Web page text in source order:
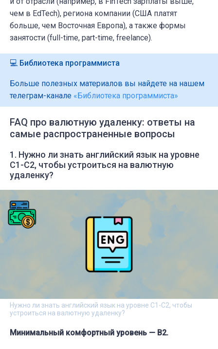
чем в EdTech), региона компании (США платят
больше, чем Восточная Европа), а также формы
занятости (full-time, part-time, freelance).
💻 Библиотека программиста
Больше полезных материалов вы найдете на нашем
телеграм-канале «Библиотека программиста»
FAQ про валютную удаленку: ответы на
самые распространенные вопросы
1. Нужно ли знать английский язык на уровне
C1-C2, чтобы устроиться на валютную
удаленку?
Нужно ли знать английский язык на уровне C1-C2, чтобы
устроиться на валютную удаленку?
Минимальный комфортный уровень — B2.